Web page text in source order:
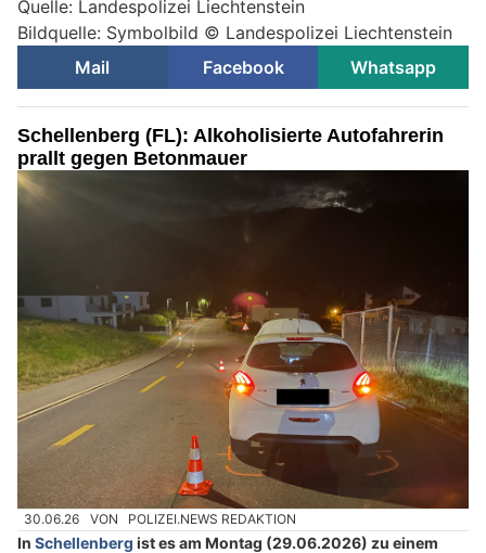
Quelle: Landespolizei Liechtenstein
Bildquelle: Symbolbild © Landespolizei Liechtenstein
Mail
Facebook Whatsapp
Schellenberg (FL): Alkoholisierte Autofahrerin
prallt gegen Betonmauer
30.06.26 VON POLIZEI.NEWS REDAKTION
In Schellenberg ist es am Montag (29.06.2026) zu einem